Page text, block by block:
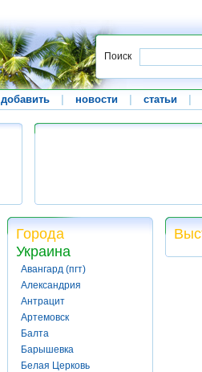
Поиск
добавить новости статьи
Города
Украина
Авангард (пгт)
Александрия
Антрацит
Артемовск
Балта
Барышевка
Белая Церковь